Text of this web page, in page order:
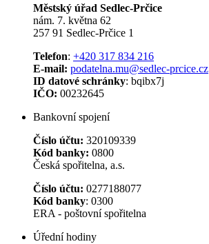
Městský úřad Sedlec-Prčice
nám. 7. května 62
257 91 Sedlec-Prčice 1
Telefon: +420 317 834 216
E-mail: podatelna.mu@sedlec-prcice.cz
ID datové schránky: bqibx7j
IČO: 00232645
Bankovní spojení
Číslo účtu: 320109339
Kód banky: 0800
Česká spořitelna, a.s.
Číslo účtu: 0277188077
Kód banky: 0300
ERA - poštovní spořitelna
Úřední hodiny